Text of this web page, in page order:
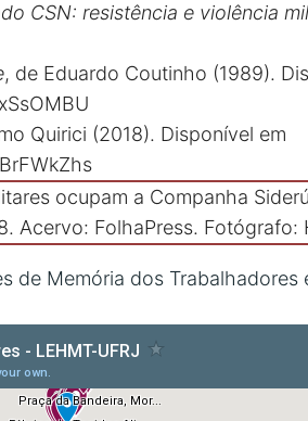
CSN: resistência e violência
, de Eduardo Coutinho (1989).
Quirici (2018). Disponível em
ocupam a Companha
Acervo: FolhaPress. Fotógrafo:
de Memória dos Trabalhadores